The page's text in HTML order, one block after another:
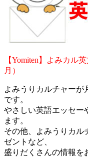
【Yomiten】よみカル
月）
よみうりカルチャーが
です。
やさしい英語エッセー
ます。
その他、よみうりカル
ゼントなど、
盛りだくさんの情報を